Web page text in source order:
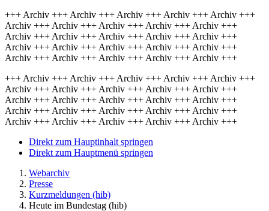
+++ Archiv +++ Archiv +++ Archiv +++ Archiv +++ Archiv +++
Archiv +++ Archiv +++ Archiv +++ Archiv +++ Archiv +++
Archiv +++ Archiv +++ Archiv +++ Archiv +++ Archiv +++
Archiv +++ Archiv +++ Archiv +++ Archiv +++ Archiv +++
Archiv +++ Archiv +++ Archiv +++ Archiv +++ Archiv +++
+++ Archiv +++ Archiv +++ Archiv +++ Archiv +++ Archiv +++
Archiv +++ Archiv +++ Archiv +++ Archiv +++ Archiv +++
Archiv +++ Archiv +++ Archiv +++ Archiv +++ Archiv +++
Archiv +++ Archiv +++ Archiv +++ Archiv +++ Archiv +++
Archiv +++ Archiv +++ Archiv +++ Archiv +++ Archiv +++
Direkt zum Hauptinhalt springen
Direkt zum Hauptmenü springen
Webarchiv
Presse
Kurzmeldungen (hib)
Heute im Bundestag (hib)